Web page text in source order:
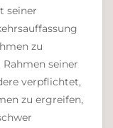
seiner
zu
seiner
verpflichtet,
zu ergreifen,